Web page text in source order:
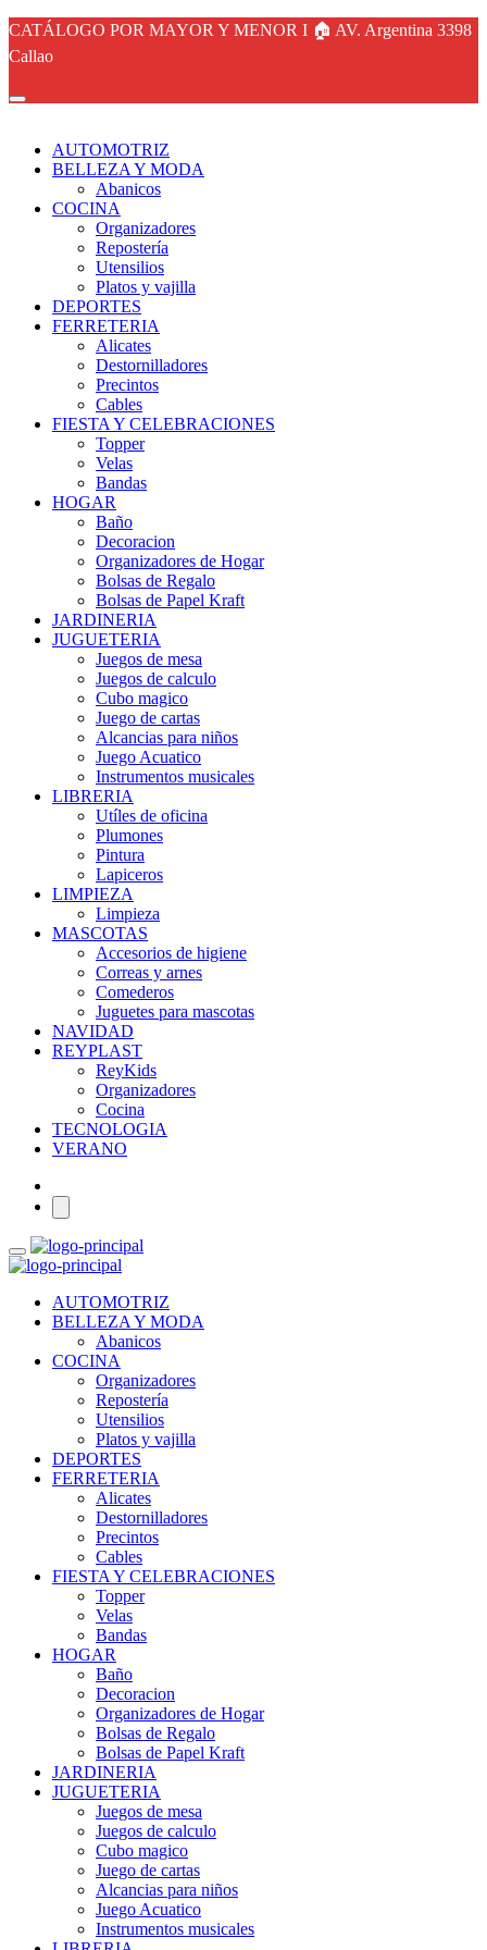
CATÁLOGO POR MAYOR Y MENOR I 🏠 AV. Argentina 3398
Callao
AUTOMOTRIZ
BELLEZA Y MODA
Abanicos
COCINA
Organizadores
Repostería
Utensilios
Platos y vajilla
DEPORTES
FERRETERIA
Alicates
Destornilladores
Precintos
Cables
FIESTA Y CELEBRACIONES
Topper
Velas
Bandas
HOGAR
Baño
Decoracion
Organizadores de Hogar
Bolsas de Regalo
Bolsas de Papel Kraft
JARDINERIA
JUGUETERIA
Juegos de mesa
Juegos de calculo
Cubo magico
Juego de cartas
Alcancias para niños
Juego Acuatico
Instrumentos musicales
LIBRERIA
Utíles de oficina
Plumones
Pintura
Lapiceros
LIMPIEZA
Limpieza
MASCOTAS
Accesorios de higiene
Correas y arnes
Comederos
Juguetes para mascotas
NAVIDAD
REYPLAST
ReyKids
Organizadores
Cocina
TECNOLOGIA
VERANO
AUTOMOTRIZ
BELLEZA Y MODA
Abanicos
COCINA
Organizadores
Repostería
Utensilios
Platos y vajilla
DEPORTES
FERRETERIA
Alicates
Destornilladores
Precintos
Cables
FIESTA Y CELEBRACIONES
Topper
Velas
Bandas
HOGAR
Baño
Decoracion
Organizadores de Hogar
Bolsas de Regalo
Bolsas de Papel Kraft
JARDINERIA
JUGUETERIA
Juegos de mesa
Juegos de calculo
Cubo magico
Juego de cartas
Alcancias para niños
Juego Acuatico
Instrumentos musicales